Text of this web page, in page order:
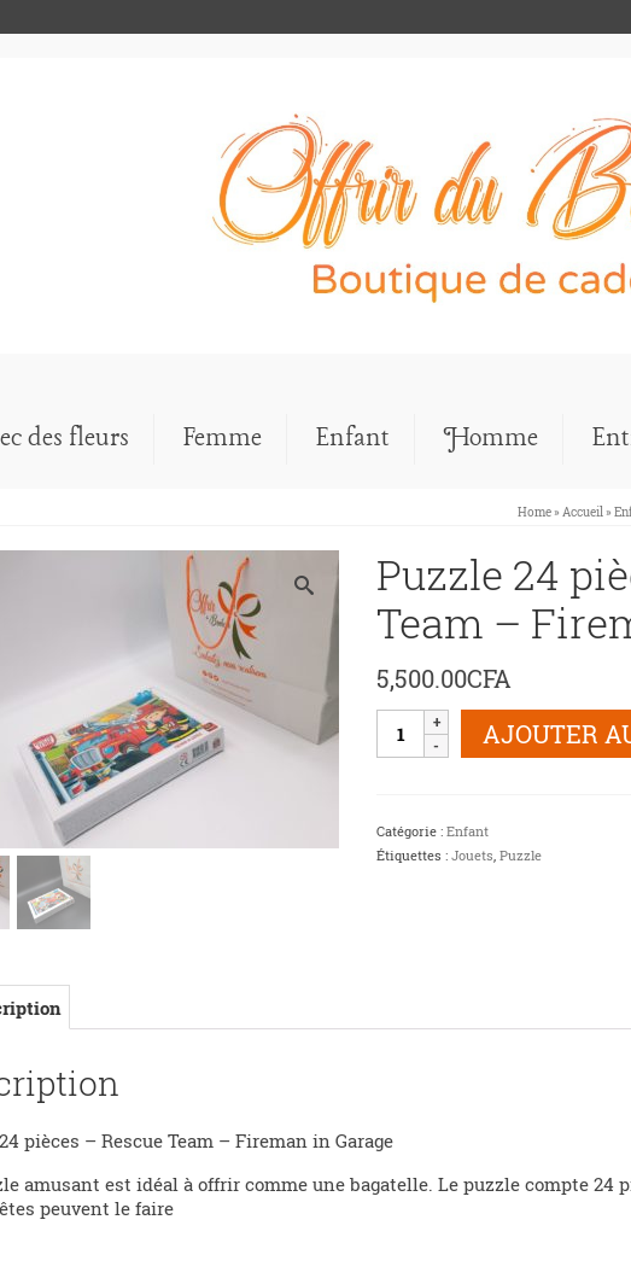
des fleurs Femme Enfant Homme
Home» Accueil»
Puzzle 24
Team –
5,500.00CFA
quantité
-
Rescue
AJOUTER
Catégorie :Enfant
Étiquettes :Jouets ,Puzzle
pièces – Rescue Team – Fireman in Garage
amusant est idéal à offrir comme une bagatelle. Le puzzle compte 24
peuvent le faire